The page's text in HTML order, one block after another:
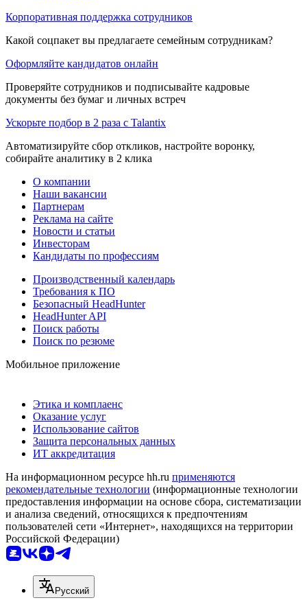
Корпоративная поддержка сотрудников
Какой соцпакет вы предлагаете семейным сотрудникам?
Оформляйте кандидатов онлайн
Проверяйте сотрудников и подписывайте кадровые
документы без бумаг и личных встреч
Ускорьте подбор в 2 раза с Talantix
Автоматизируйте сбор откликов, настройте воронку,
собирайте аналитику в 2 клика
О компании
Наши вакансии
Партнерам
Реклама на сайте
Новости и статьи
Инвесторам
Кандидаты по профессиям
Производственный календарь
Требования к ПО
Безопасный HeadHunter
HeadHunter API
Поиск работы
Поиск по резюме
Мобильное приложение
Этика и комплаенс
Оказание услуг
Использование сайтов
Защита персональных данных
ИТ аккредитация
На информационном ресурсе hh.ru применяются
рекомендательные технологии (информационные технологии
предоставления информации на основе сбора, систематизации
и анализа сведений, относящихся к предпочтениям
пользователей сети «Интернет», находящихся на территории
Российской Федерации)
Русский